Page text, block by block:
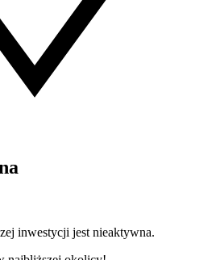
inwestycji jest nieaktywna.